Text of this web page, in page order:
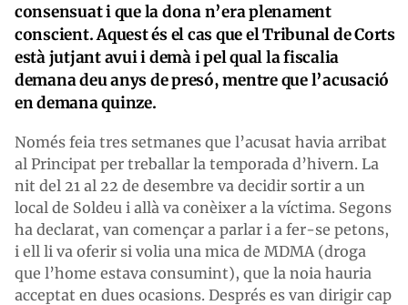
consensuat i que la dona n’era plenament
conscient. Aquest és el cas que el Tribunal de Corts
està jutjant avui i demà i pel qual la fiscalia
demana deu anys de presó, mentre que l’acusació
en demana quinze.
Només feia tres setmanes que l’acusat havia arribat
al Principat per treballar la temporada d’hivern. La
nit del 21 al 22 de desembre va decidir sortir a un
local de Soldeu i allà va conèixer a la víctima. Segons
ha declarat, van començar a parlar i a fer-se petons,
i ell li va oferir si volia una mica de MDMA (droga
que l’home estava consumint), que la noia hauria
acceptat en dues ocasions. Després es van dirigir cap